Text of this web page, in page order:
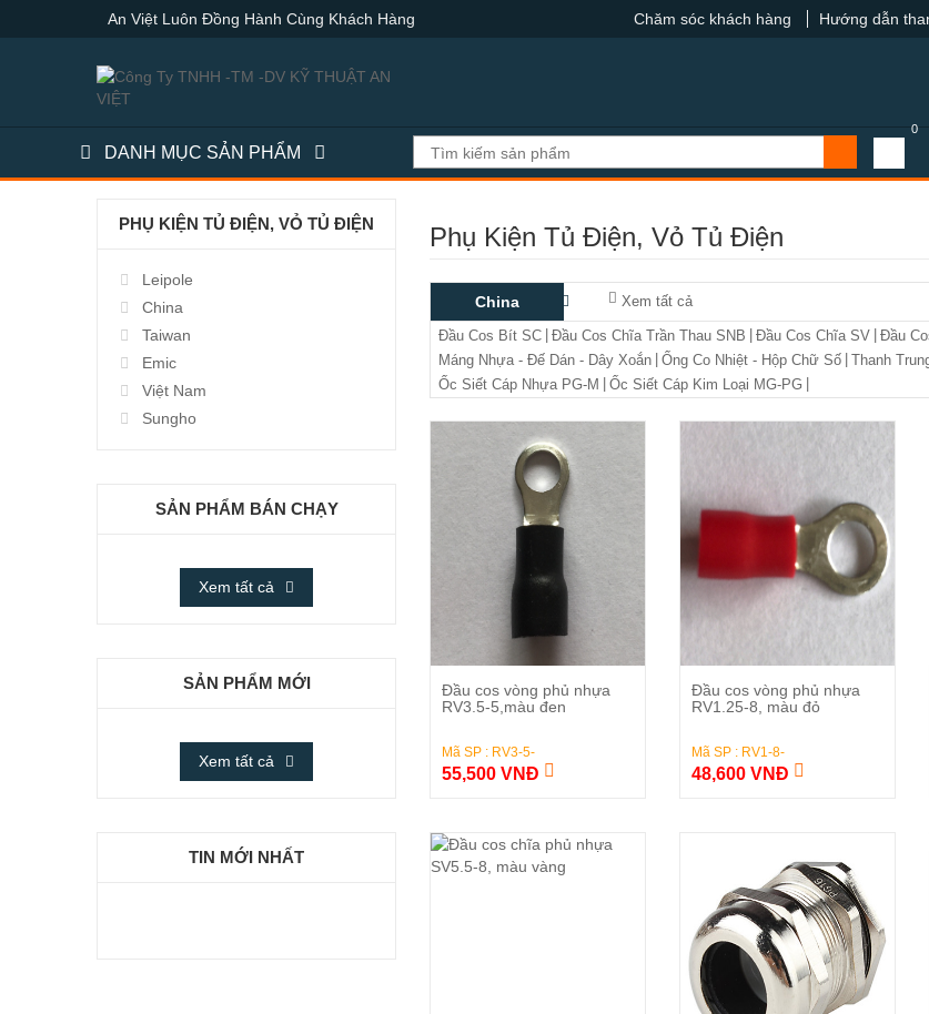
An Việt Luôn Đồng Hành Cùng Khách Hàng Chăm sóc khách hàng Hướng dẫn
DANH MỤC SẢN PHẨM
0
PHỤ KIỆN TỦ ĐIỆN, VỎ TỦ ĐIỆN
Leipole
China
Taiwan
Emic
Việt Nam
Sungho
SẢN PHẨM BÁN CHẠY
Xem tất cả
SẢN PHẨM MỚI
Xem tất cả
TIN MỚI NHẤT
Phụ Kiện Tủ Điện, Vỏ Tủ Điện
China Xem tất cả
Đầu Cos Bít SC Đầu Cos Chĩa Trần Thau SNB Đầu Cos Chĩa SV Đầu
Máng Nhựa - Đế Dán - Dây Xoắn Ống Co Nhiệt - Hộp Chữ Số Thanh
Ốc Siết Cáp Nhựa PG-M
Ốc Siết Cáp Kim Loại MG-PG
Đặt Hàng
Đầu cos vòng phủ nhựa
RV3.5-5,màu đen
Mã SP : RV3-5-
55,500 VNĐ
Đặt Hàng
Đầu cos vòng phủ nhựa
RV1.25-8, màu đỏ
Mã SP : RV1-8-
48,600 VNĐ